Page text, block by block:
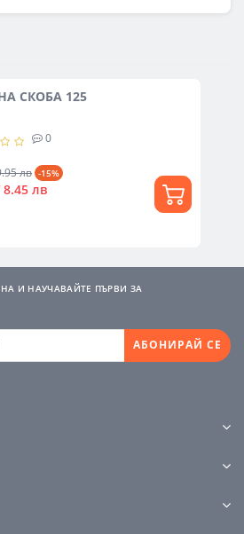
СКОБА 125
0
лв -15%
8.45 лв
И НАУЧАВАЙТЕ ПЪРВИ ЗА
АБОНИРАЙ СЕ